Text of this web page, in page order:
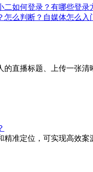
二如何登录？有哪些登录
怎么判断？ 自媒体怎么入
直播标题、上传一张
准定位，可实现高效案